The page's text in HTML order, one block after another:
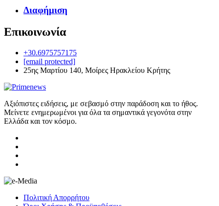
Διαφήμιση
Επικοινωνία
+30.6975757175
[email protected]
25ης Μαρτίου 140, Μοίρες Ηρακλείου Κρήτης
Αξιόπιστες ειδήσεις, με σεβασμό στην παράδοση και το ήθος.
Μείνετε ενημερωμένοι για όλα τα σημαντικά γεγονότα στην
Ελλάδα και τον κόσμο.
Πολιτική Απορρήτου